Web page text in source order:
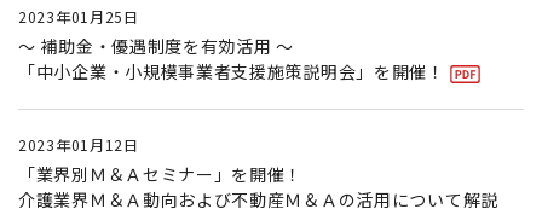
2023年01月25日
～ 補助金・優遇制度を有効活用 ～
「中小企業・小規模事業者支援施策説明会」を開催！
2023年01月12日
「業界別Ｍ＆Ａセミナー」を開催！
介護業界Ｍ＆Ａ動向および不動産Ｍ＆Ａの活用について解説